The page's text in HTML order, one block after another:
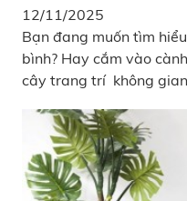
12/11/2025
Bạn đang muốn tìm
bình? Hay cắm vào
cây trang trí không
ngay lúc này đây là
viết này xanhvina sẽ
đào đơn giản đẹp mà